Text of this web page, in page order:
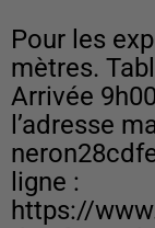
Pour les
mètres.
Arrivée
l’adresse
ligne :
https://